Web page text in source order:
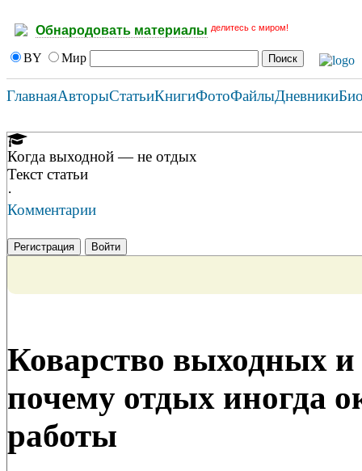
Обнародовать материалы делитесь с миром!
BY Мир
ГлавнаяАвторыСтатьиКнигиФотоФайлыДневники
Когда выходной — не отдых
Текст статьи
·
Комментарии
Регистрация Войти
Коварство выходных
почему отдых иногда
работы